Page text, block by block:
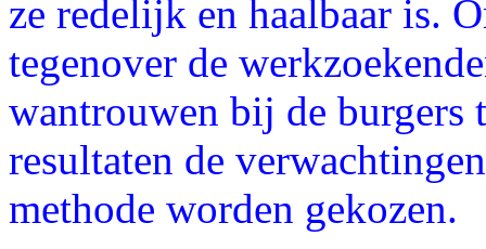
ze redelijk en haalbaar is.
tegenover de
wantrouwen bij de burgers
resultaten de
methode worden gekozen.